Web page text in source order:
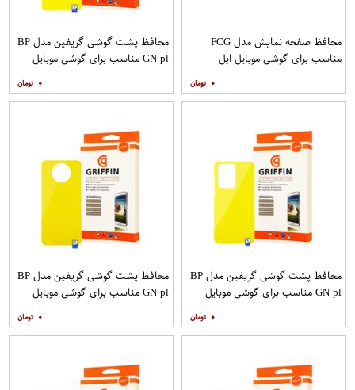
محافظ صفحه نمایش مدل FCG
مناسب برای گوشی موبایل اپل
۰
محافظ پشت گوشی گریفین مدل BP
GN pl مناسب برای گوشی موبایل
۰
محافظ پشت گوشی گریفین مدل BP
GN pl مناسب برای گوشی موبایل
۰
محافظ پشت گوشی گریفین مدل BP
GN pl مناسب برای گوشی موبایل
۰